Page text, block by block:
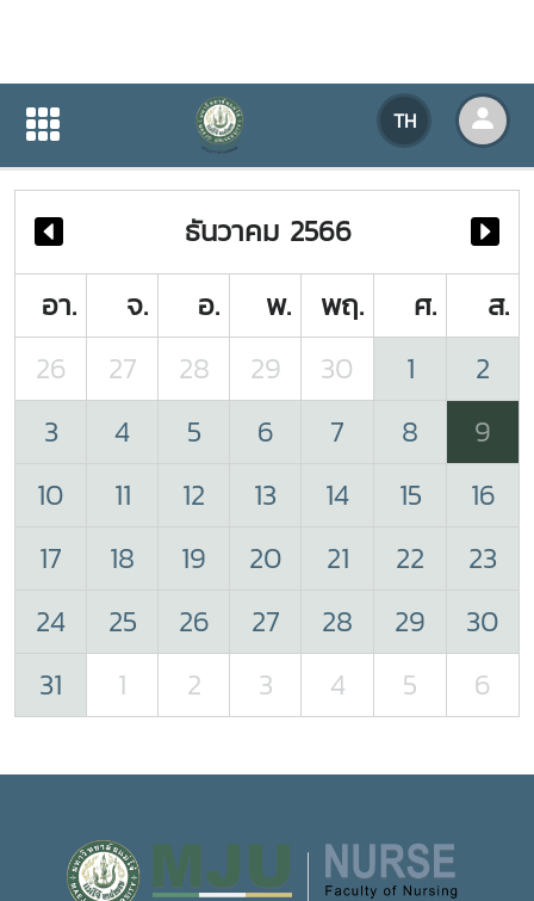
TH
ปฏิทินกิจกรรมของหน่วยงาน
ปฏิทินกิจกรรมของหน่วยงาน
ธันวาคม 2566
อา.
จ. อ. พ. พฤ. ศ.
ส.
26
27 28 29 30 1
2
3
4 5 6 7 8
9
10
11 12 13 14 15
16
17
18 19 20 21 22
23
24
25 26 27 28 29
30
31
1 2 3 4 5 6